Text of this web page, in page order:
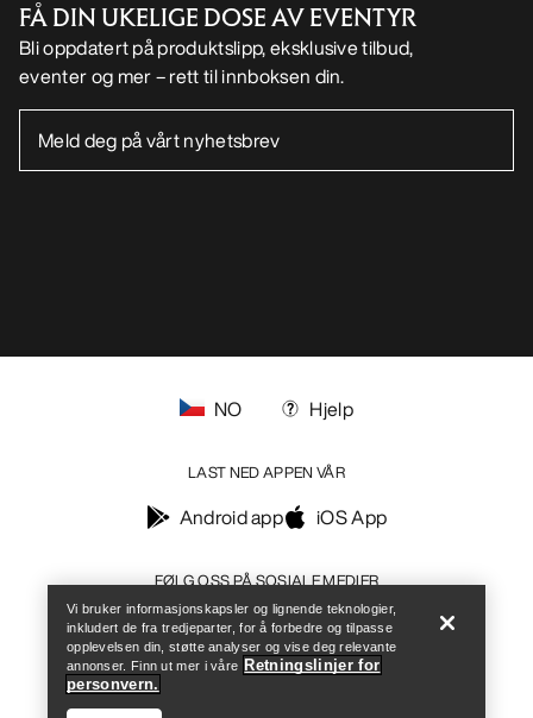
FÅ DIN UKELIGE DOSE AV EVENTYR
Bli oppdatert på produktslipp, eksklusive tilbud,
eventer og mer – rett til innboksen din.
FØLG OSS PÅ SOSIALE MEDIER
NO Hjelp
LAST NED APPEN VÅR
Android app iOS App
Personvernvalgene dine
Vi bruker informasjonskapsler og lignende teknologier,
inkludert de fra tredjeparter, for å forbedre og tilpasse
opplevelsen din, støtte analyser og vise deg relevante
annonser. Finn ut mer i våre Retningslinjer for
personvern.